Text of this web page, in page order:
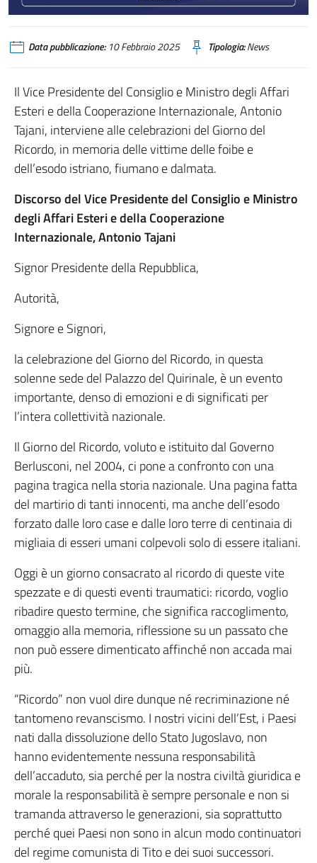
Data pubblicazione:10 Febbraio 2025 Tipologia:News
Il Vice Presidente del Consiglio e Ministro degli Affari
Esteri e della Cooperazione Internazionale, Antonio
Tajani, interviene alle celebrazioni del Giorno del
Ricordo, in memoria delle vittime delle foibe e
dell’esodo istriano, fiumano e dalmata.
Discorso del Vice Presidente del Consiglio e Ministro
degli Affari Esteri e della Cooperazione
Internazionale, Antonio Tajani
Signor Presidente della Repubblica,
Autorità,
Signore e Signori,
la celebrazione del Giorno del Ricordo, in questa
solenne sede del Palazzo del Quirinale, è un evento
importante, denso di emozioni e di significati per
l’intera collettività nazionale.
Il Giorno del Ricordo, voluto e istituito dal Governo
Berlusconi, nel 2004, ci pone a confronto con una
pagina tragica nella storia nazionale. Una pagina fatta
del martirio di tanti innocenti, ma anche dell’esodo
forzato dalle loro case e dalle loro terre di centinaia di
migliaia di esseri umani colpevoli solo di essere italiani.
Oggi è un giorno consacrato al ricordo di queste vite
spezzate e di questi eventi traumatici: ricordo, voglio
ribadire questo termine, che significa raccoglimento,
omaggio alla memoria, riflessione su un passato che
non può essere dimenticato affinché non accada mai
più.
“Ricordo” non vuol dire dunque né recriminazione né
tantomeno revanscismo. I nostri vicini dell’Est, i Paesi
nati dalla dissoluzione dello Stato Jugoslavo, non
hanno evidentemente nessuna responsabilità
dell’accaduto, sia perché per la nostra civiltà giuridica e
morale la responsabilità è sempre personale e non si
tramanda attraverso le generazioni, sia soprattutto
perché quei Paesi non sono in alcun modo continuatori
del regime comunista di Tito e dei suoi successori.